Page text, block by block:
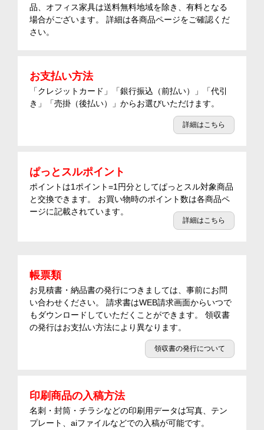
品、オフィス家具は送料無料地域を除き、有料となる
場合がございます。 詳細は各商品ページをご確認くだ
さい。
お支払い方法
「クレジットカード」「銀行振込（前払い）」「代引
き」「売掛（後払い）」からお選びいただけます。
詳細はこちら
ぱっとスルポイント
ポイントは1ポイント=1円分としてぱっとスル対象商品
と交換できます。 お買い物時のポイント数は各商品ペ
ージに記載されています。
詳細はこちら
帳票類
お見積書・納品書の発行につきましては、事前にお問
い合わせください。 請求書はWEB請求画面からいつで
もダウンロードしていただくことができます。 領収書
の発行はお支払い方法により異なります。
領収書の発行について
印刷商品の入稿方法
名刺・封筒・チラシなどの印刷用データは写真、テン
プレート、aiファイルなどでの入稿が可能です。